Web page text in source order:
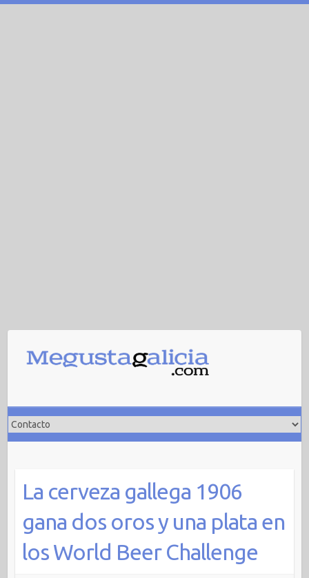
Saltar
contenido
La cerveza gallega 1906
gana dos oros y una plata en
los World Beer Challenge